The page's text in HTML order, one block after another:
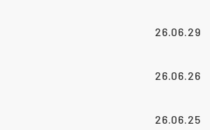
26.06.29
26.06.26
26.06.25